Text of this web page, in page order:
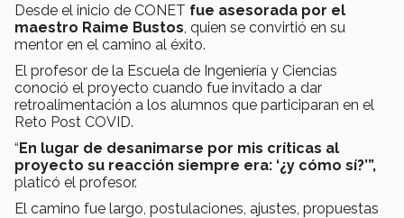
Desde el inicio de CONET fue asesorada por el
maestro Raime Bustos , quien se convirtió en su
mentor en el camino al éxito.
El profesor de la Escuela de Ingeniería y Ciencias
conoció el proyecto cuando fue invitado a dar
retroalimentación a los alumnos que participaran en el
Reto Post COVID.
“En lugar de desanimarse por mis críticas al
proyecto su reacción siempre era: ‘¿y cómo sí?’”,
platicó el profesor.
El camino fue largo, postulaciones, ajustes, propuestas